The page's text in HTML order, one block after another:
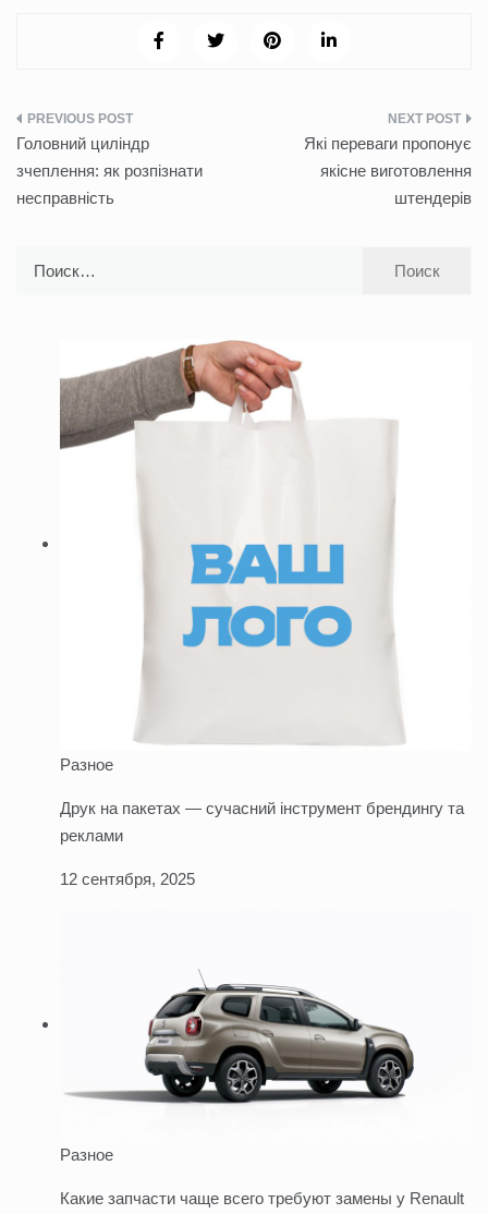
Навигация
по
записям
Головний циліндр
зчеплення: як розпізнати
несправність
Які переваги пропонує
якісне виготовлення
штендерів
Разное
Друк на пакетах — сучасний інструмент брендингу та
реклами
12 сентября, 2025
Разное
Какие запчасти чаще всего требуют замены у Renault